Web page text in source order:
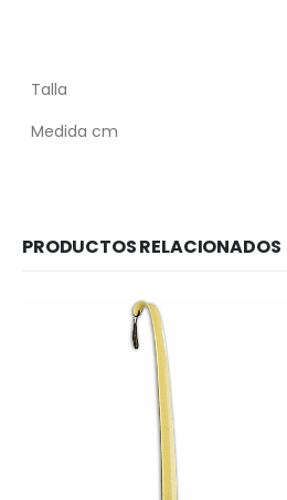
Talla
Medida cm
PRODUCTOS RELACIONADOS